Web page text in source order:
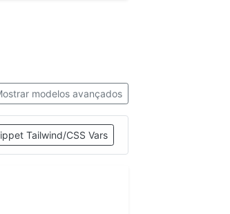
modelos avançados
Tailwind/CSS Vars